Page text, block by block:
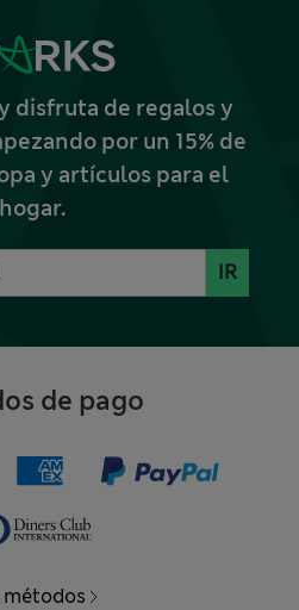
disfruta de regalos y
por un 15% de
y artículos para el
hogar.
IR
de pago
métodos